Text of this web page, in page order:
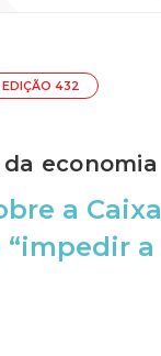
EDIÇÃO 432
economia
a Caixa
“impedir a